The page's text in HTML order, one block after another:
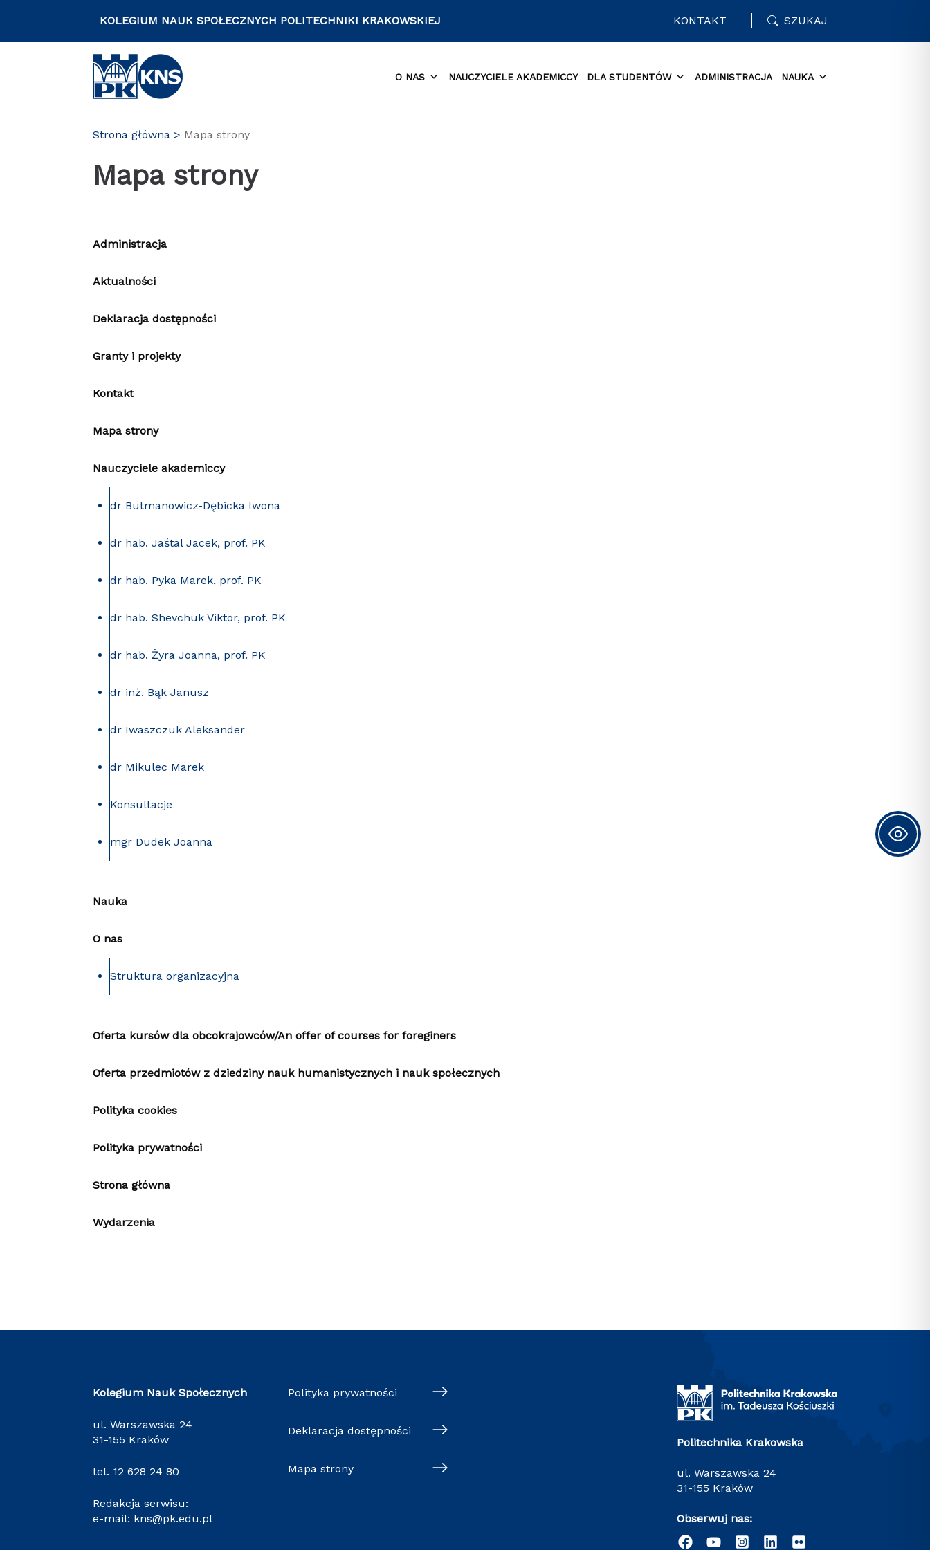
KOLEGIUM NAUK SPOŁECZNYCH POLITECHNIKI KRAKOWSKIEJ KONTAKT SZUKAJ
O NAS NAUCZYCIELE AKADEMICCY DLA STUDENTÓW ADMINISTRACJA NAUKA
Strona główna Mapa strony
Mapa strony
Administracja
Aktualności
Deklaracja dostępności
Granty i projekty
Kontakt
Mapa strony
Nauczyciele akademiccy
dr Butmanowicz-Dębicka Iwona
dr hab. Jaśtal Jacek, prof. PK
dr hab. Pyka Marek, prof. PK
dr hab. Shevchuk Viktor, prof. PK
dr hab. Żyra Joanna, prof. PK
dr inż. Bąk Janusz
dr Iwaszczuk Aleksander
dr Mikulec Marek
Konsultacje
mgr Dudek Joanna
Nauka
O nas
Struktura organizacyjna
Oferta kursów dla obcokrajowców/An offer of courses for foreginers
Oferta przedmiotów z dziedziny nauk humanistycznych i nauk społecznych
Polityka cookies
Polityka prywatności
Strona główna
Wydarzenia
Kolegium Nauk Społecznych
ul. Warszawska 24
31-155 Kraków
tel. 12 628 24 80
Redakcja serwisu:
e-mail: kns@pk.edu.pl
Polityka prywatności
Deklaracja dostępności
Mapa strony
Politechnika Krakowska
ul. Warszawska 24
31-155 Kraków
Obserwuj nas: